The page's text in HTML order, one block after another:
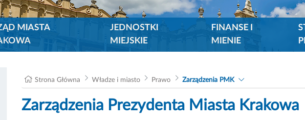
MIASTA
JEDNOSTKI
MIEJSKIE
FINANSE I
MIENIE
Strona Główna Władze i miasto Prawo Zarządzenia PMK
Zarządzenia Prezydenta Miasta Krakowa